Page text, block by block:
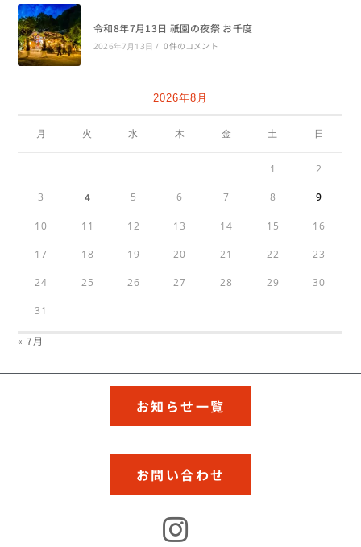
令和8年7月13日 祇園の夜祭 お千度
2026年7月13日 / 0件のコメント
2026年8月
月 火 水 木 金 土 日
1 2
3 4 5 6 7 8 9
10 11 12 13 14 15 16
17 18 19 20 21 22 23
24 25 26 27 28 29 30
31
« 7月
お知らせ一覧
お問い合わせ